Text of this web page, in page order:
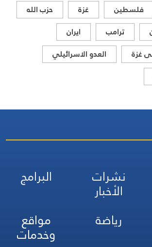
فلسطين غزة
حزب الله
ترامب
ايران
غزة
العدو الاسرائيلي
نشرات
الأخبار
البرامج
رياضة مواقع
وخدمات